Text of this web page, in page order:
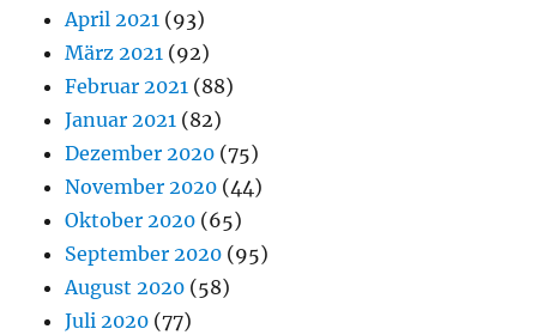
April 2021 (93)
März 2021 (92)
Februar 2021 (88)
Januar 2021 (82)
Dezember 2020 (75)
November 2020 (44)
Oktober 2020 (65)
September 2020 (95)
August 2020 (58)
Juli 2020 (77)